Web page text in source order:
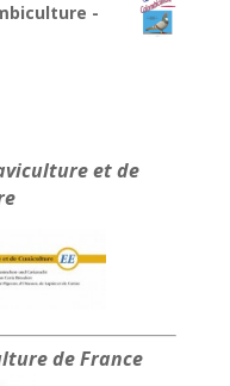
-
et de
de France